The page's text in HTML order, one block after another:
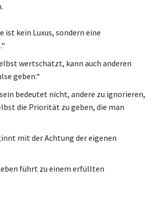
ist kein Luxus, sondern eine
wertschätzt, kann auch anderen
geben.“
sein bedeutet nicht, andere zu ignorieren,
die Priorität zu geben, die man
mit der Achtung der eigenen
führt zu einem erfüllten